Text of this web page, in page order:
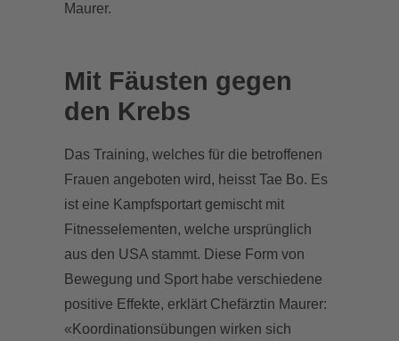
Maurer.
Mit Fäusten gegen
den Krebs
Das Training, welches für die betroffenen
Frauen angeboten wird, heisst Tae Bo. Es
ist eine Kampfsportart gemischt mit
Fitnesselementen, welche ursprünglich
aus den USA stammt. Diese Form von
Bewegung und Sport habe verschiedene
positive Effekte, erklärt Chefärztin Maurer:
«Koordinationsübungen wirken sich